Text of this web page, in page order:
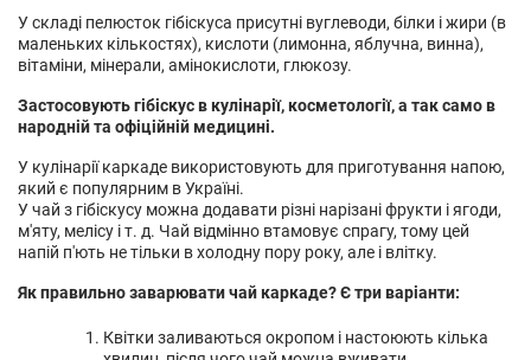
У складі пелюсток гібіскуса присутні вуглеводи, білки і жири (в
маленьких кількостях), кислоти (лимонна, яблучна, винна),
вітаміни, мінерали, амінокислоти, глюкозу.
Застосовують гібіскус в кулінарії, косметології, а так само в
народній та офіційній медицині.
У кулінарії каркаде використовують для приготування напою,
який є популярним в Україні.
У чай з гібіскусу можна додавати різні нарізані фрукти і ягоди,
м'яту, мелісу і т. д. Чай відмінно втамовує спрагу, тому цей
напій п'ють не тільки в холодну пору року, але і влітку.
Як правильно заварювати чай каркаде? Є три варіанти:
Квітки заливаються окропом і настоюють кілька